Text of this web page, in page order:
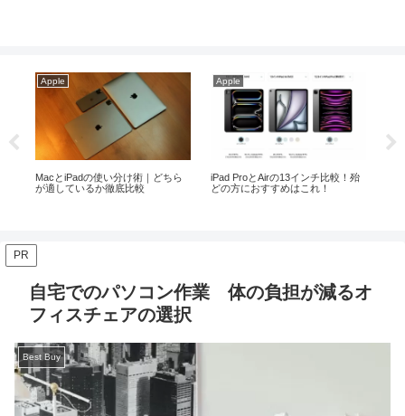
Apple
MacとiPadの使い分け術｜どちら
が適しているか徹底比較
Apple
iPad ProとAirの13インチ比較！殆
どの方におすすめはこれ！
PR
自宅でのパソコン作業 体の負担が減るオ
フィスチェアの選択
Best Buy